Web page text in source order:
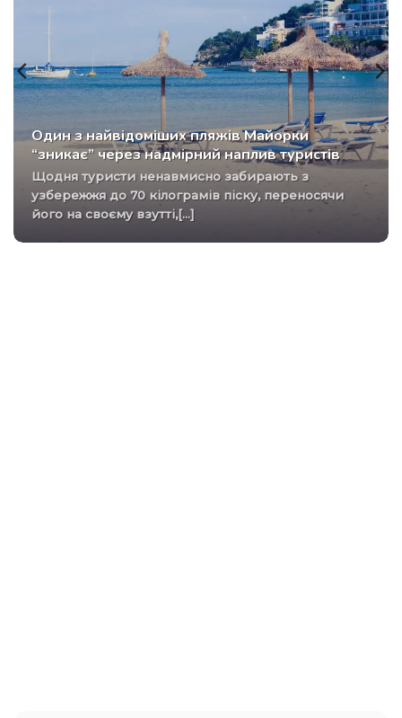
Один з найвідоміших пляжів Майорки
“зникає” через надмірний наплив туристів
Щодня туристи ненавмисно забирають з
узбережжя до 70 кілограмів піску, переносячи
його на своєму взутті,[...]